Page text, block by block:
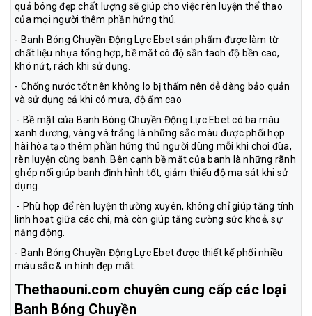
quả bóng đẹp chất lượng sẽ giúp cho việc rèn luyện thể thao
của mọi người thêm phần hứng thú.
- Banh Bóng Chuyền Động Lực Ebet sản phẩm được làm từ
chất liệu nhựa tổng hợp, bề mặt có độ sần taoh độ bền cao,
khó nứt, rách khi sử dụng.
- Chống nước tốt nên không lo bị thấm nên dễ dàng bảo quản
và sử dụng cả khi có mưa, độ ẩm cao
- Bề mặt của Banh Bóng Chuyền Động Lực Ebet có ba màu
xanh dương, vàng và trắng là những sắc màu được phối hợp
hài hòa tạo thêm phần hứng thú người dùng mỗi khi chơi đùa,
rèn luyện cùng banh. Bên cạnh bề mặt của banh là những rãnh
ghép nối giúp banh định hình tốt, giảm thiểu độ ma sát khi sử
dụng.
- Phù hợp để rèn luyện thường xuyên, không chỉ giúp tăng tính
linh hoạt giữa các chi, mà còn giúp tăng cường sức khoẻ, sự
năng động.
- Banh Bóng Chuyền Động Lực Ebet được thiết kế phối nhiều
màu sắc & in hình đẹp mắt.
Thethaouni.com chuyên cung cấp các loại
Banh Bóng Chuyền